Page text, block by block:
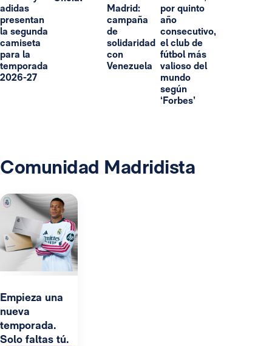
adidas
presentan
la segunda
camiseta
para la
temporada
2026-27
Madrid:
campaña
de
solidaridad
con
Venezuela
por quinto
año
consecutivo,
el club de
fútbol más
valioso del
mundo
según
‘Forbes’
Comunidad Madridista
Empieza una
nueva
temporada.
Solo faltas tú.